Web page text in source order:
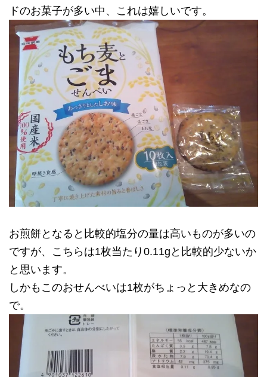
ドのお菓子が多い中、これは嬉しいです。
お煎餅となると比較的塩分の量は高いものが多いの
ですが、こちらは1枚当たり0.11gと比較的少ないか
と思います。
しかもこのおせんべいは1枚がちょっと大きめなの
で。